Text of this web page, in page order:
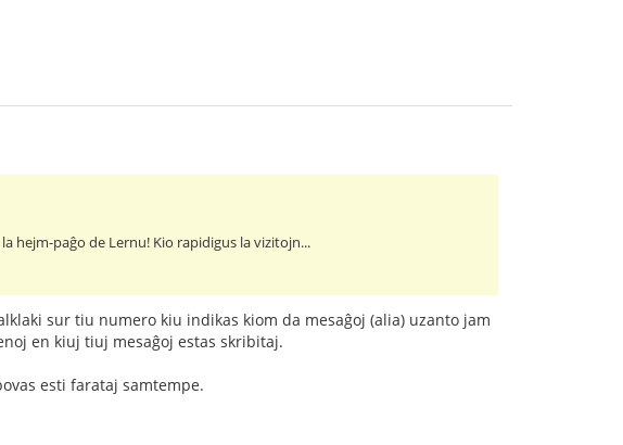
hejm-paĝo de Lernu! Kio rapidigus la vizitojn...
sur tiu numero kiu indikas kiom da mesaĝoj (alia) uzanto jam
en kiuj tiuj mesaĝoj estas skribitaj.
esti farataj samtempe.